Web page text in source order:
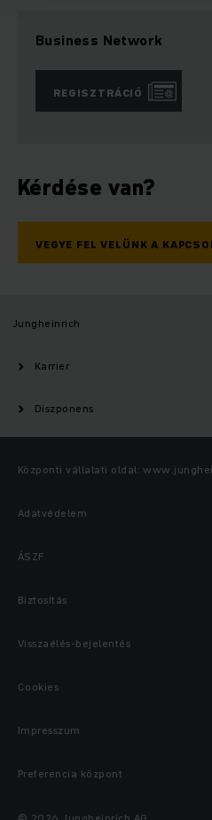
Business Network
REGISZTRÁCIÓ
Kérdése van?
VEGYE FEL VELÜNK A
Jungheinrich
Karrier
Diszponens
Központi vállalati oldal:
Adatvédelem
ÁSZF
Biztosítás
Visszaélés-bejelentés
Cookies
Impresszum
Preferencia központ